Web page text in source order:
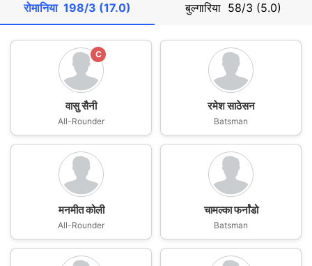
रोमानिया 198/3 (17.0) बुल्गारिया 58/3 (5.0)
C
वासु सैनी
All-Rounder
रमेश साठेसन
Batsman
मनमीत कोली
All-Rounder
चामल्का फर्नांडो
Batsman